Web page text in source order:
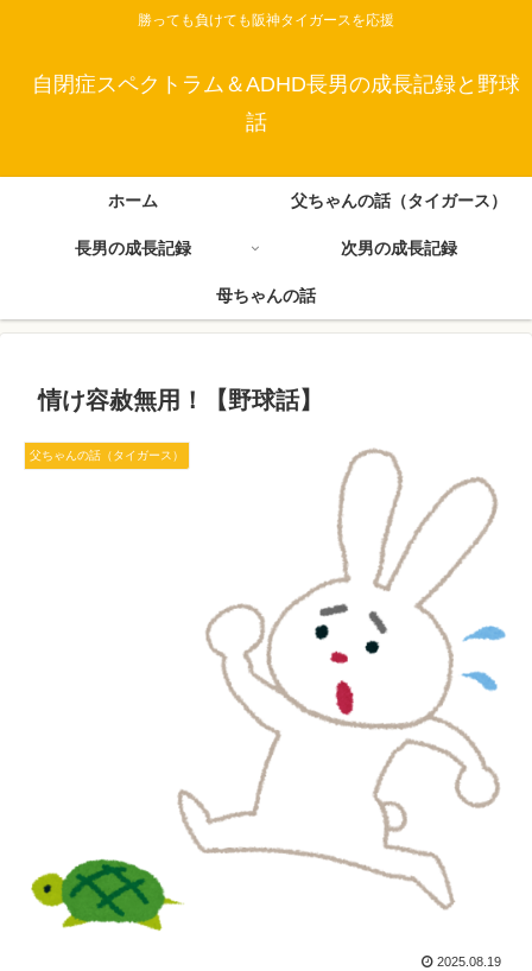
勝っても負けても阪神タイガースを応援
自閉症スペクトラム＆ADHD長男の成長記録と野球
話
ホーム 父ちゃんの話（タイガース）
長男の成長記録 次男の成長記録
母ちゃんの話
情け容赦無用！【野球話】
父ちゃんの話（タイガース）
2025.08.19